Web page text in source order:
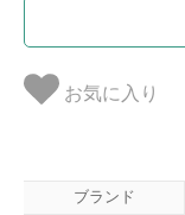
お気に入り
ブランド